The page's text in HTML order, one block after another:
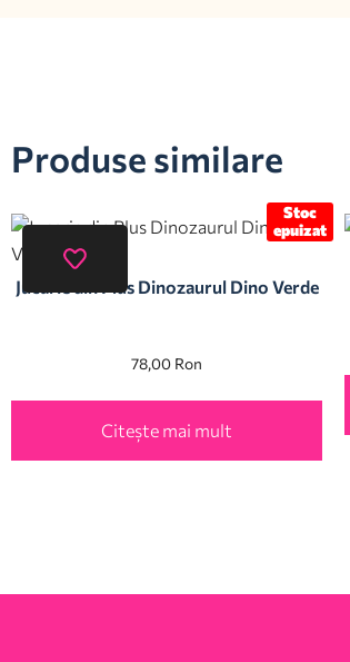
Produse similare
Stoc
epuizat
Jucarie din Plus Dinozaurul Dino Verde
78,00 Ron
Citește mai mult